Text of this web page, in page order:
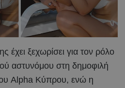
έχει ξεχωρίσει για τον ρόλο
αστυνόμου στη δημοφιλή
Alpha Κύπρου, ενώ η